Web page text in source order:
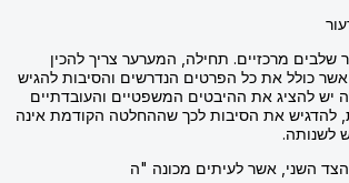
שלבים מרכזיים. תחילה, המערער צריך להכין
כולל את כל הפרטים הנדרשים והסיבות להגיש
יש להציג את ההיבטים המשפטיים והעובדתיים
להדגיש את הסיבות לכך שההחלטה הקודמת אינה
לשנותה.
השני, אשר לעיתים מכונה "ה